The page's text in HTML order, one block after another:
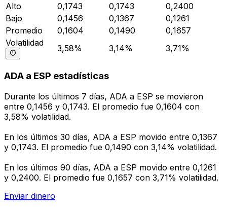
Alto
0,1743 0,1743
0,2400
Bajo
0,1456 0,1367
0,1261
Promedio
0,1604 0,1490
0,1657
Volatilidad
3,58% 3,14% 3,71%
ADA a ESP estadísticas
Durante los últimos 7 días, ADA a ESP se movieron
entre 0,1456 y 0,1743. El promedio fue 0,1604 con
3,58% volatilidad.
En los últimos 30 días, ADA a ESP movido entre 0,1367
y 0,1743. El promedio fue 0,1490 con 3,14% volatilidad.
En los últimos 90 días, ADA a ESP movido entre 0,1261
y 0,2400. El promedio fue 0,1657 con 3,71% volatilidad.
Enviar dinero